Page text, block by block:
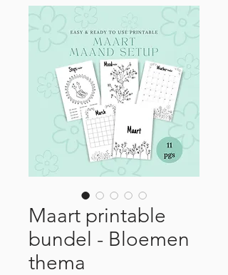
Maart printable
bundel - Bloemen
thema